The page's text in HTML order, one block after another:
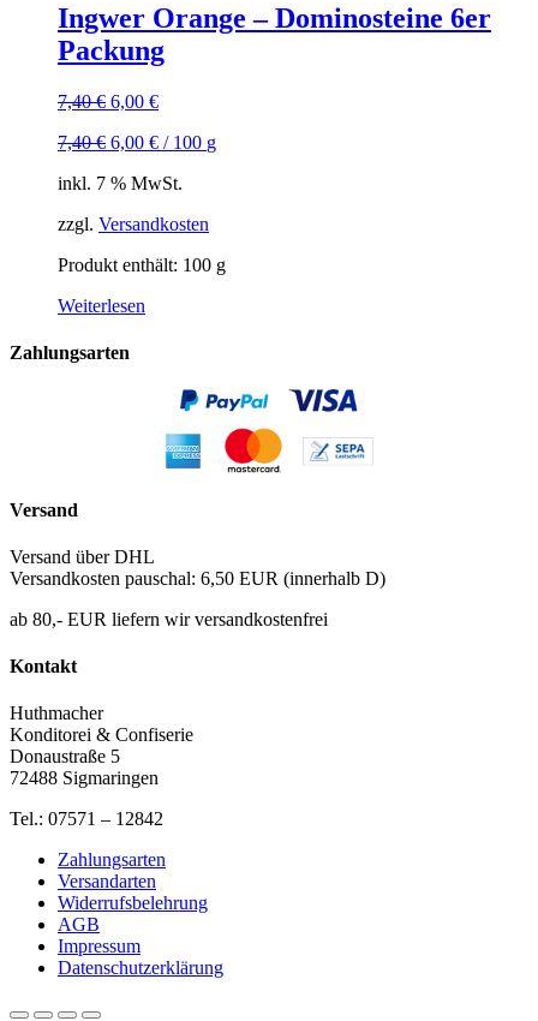
Ingwer Orange – Dominosteine 6er
Packung
7,40€ Ursprünglicher
war:
6,00 €Aktueller
ist:
7,40€ 6,00 € / 100 g
inkl. 7 % MwSt.
zzgl. Versandkosten
Produkt enthält: 100 g
Weiterlesen
Zahlungsarten
Versand
Versand über DHL
Versandkosten pauschal: 6,50 EUR (innerhalb D)
ab 80,- EUR liefern wir versandkostenfrei
Kontakt
Huthmacher
Konditorei & Confiserie
Donaustraße 5
72488 Sigmaringen
Tel.: 07571 – 12842
Zahlungsarten
Versandarten
Widerrufsbelehrung
AGB
Impressum
Datenschutzerklärung